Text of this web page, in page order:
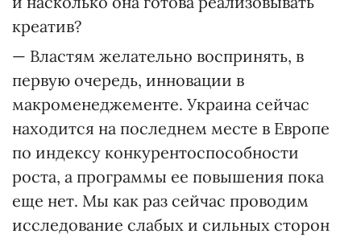
креатив?
— Властям желательно воспринять, в
первую очередь, инновации в
макроменеджементе. Украина сейчас
находится на последнем месте в Европе
по индексу конкурентоспособности
роста, а программы ее повышения пока
еще нет. Мы как раз сейчас проводим
исследование слабых и сильных сторон